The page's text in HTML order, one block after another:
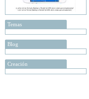
Temas
Blog
Creación